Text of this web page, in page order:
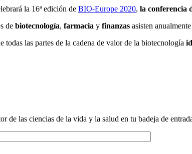
la 16ª edición de BIO-Europe 2020, la conferencia
de biotecnología, farmacia y finanzas asisten
todas las partes de la cadena de valor de la biotecnología
de las ciencias de la vida y la salud en tu badeja de